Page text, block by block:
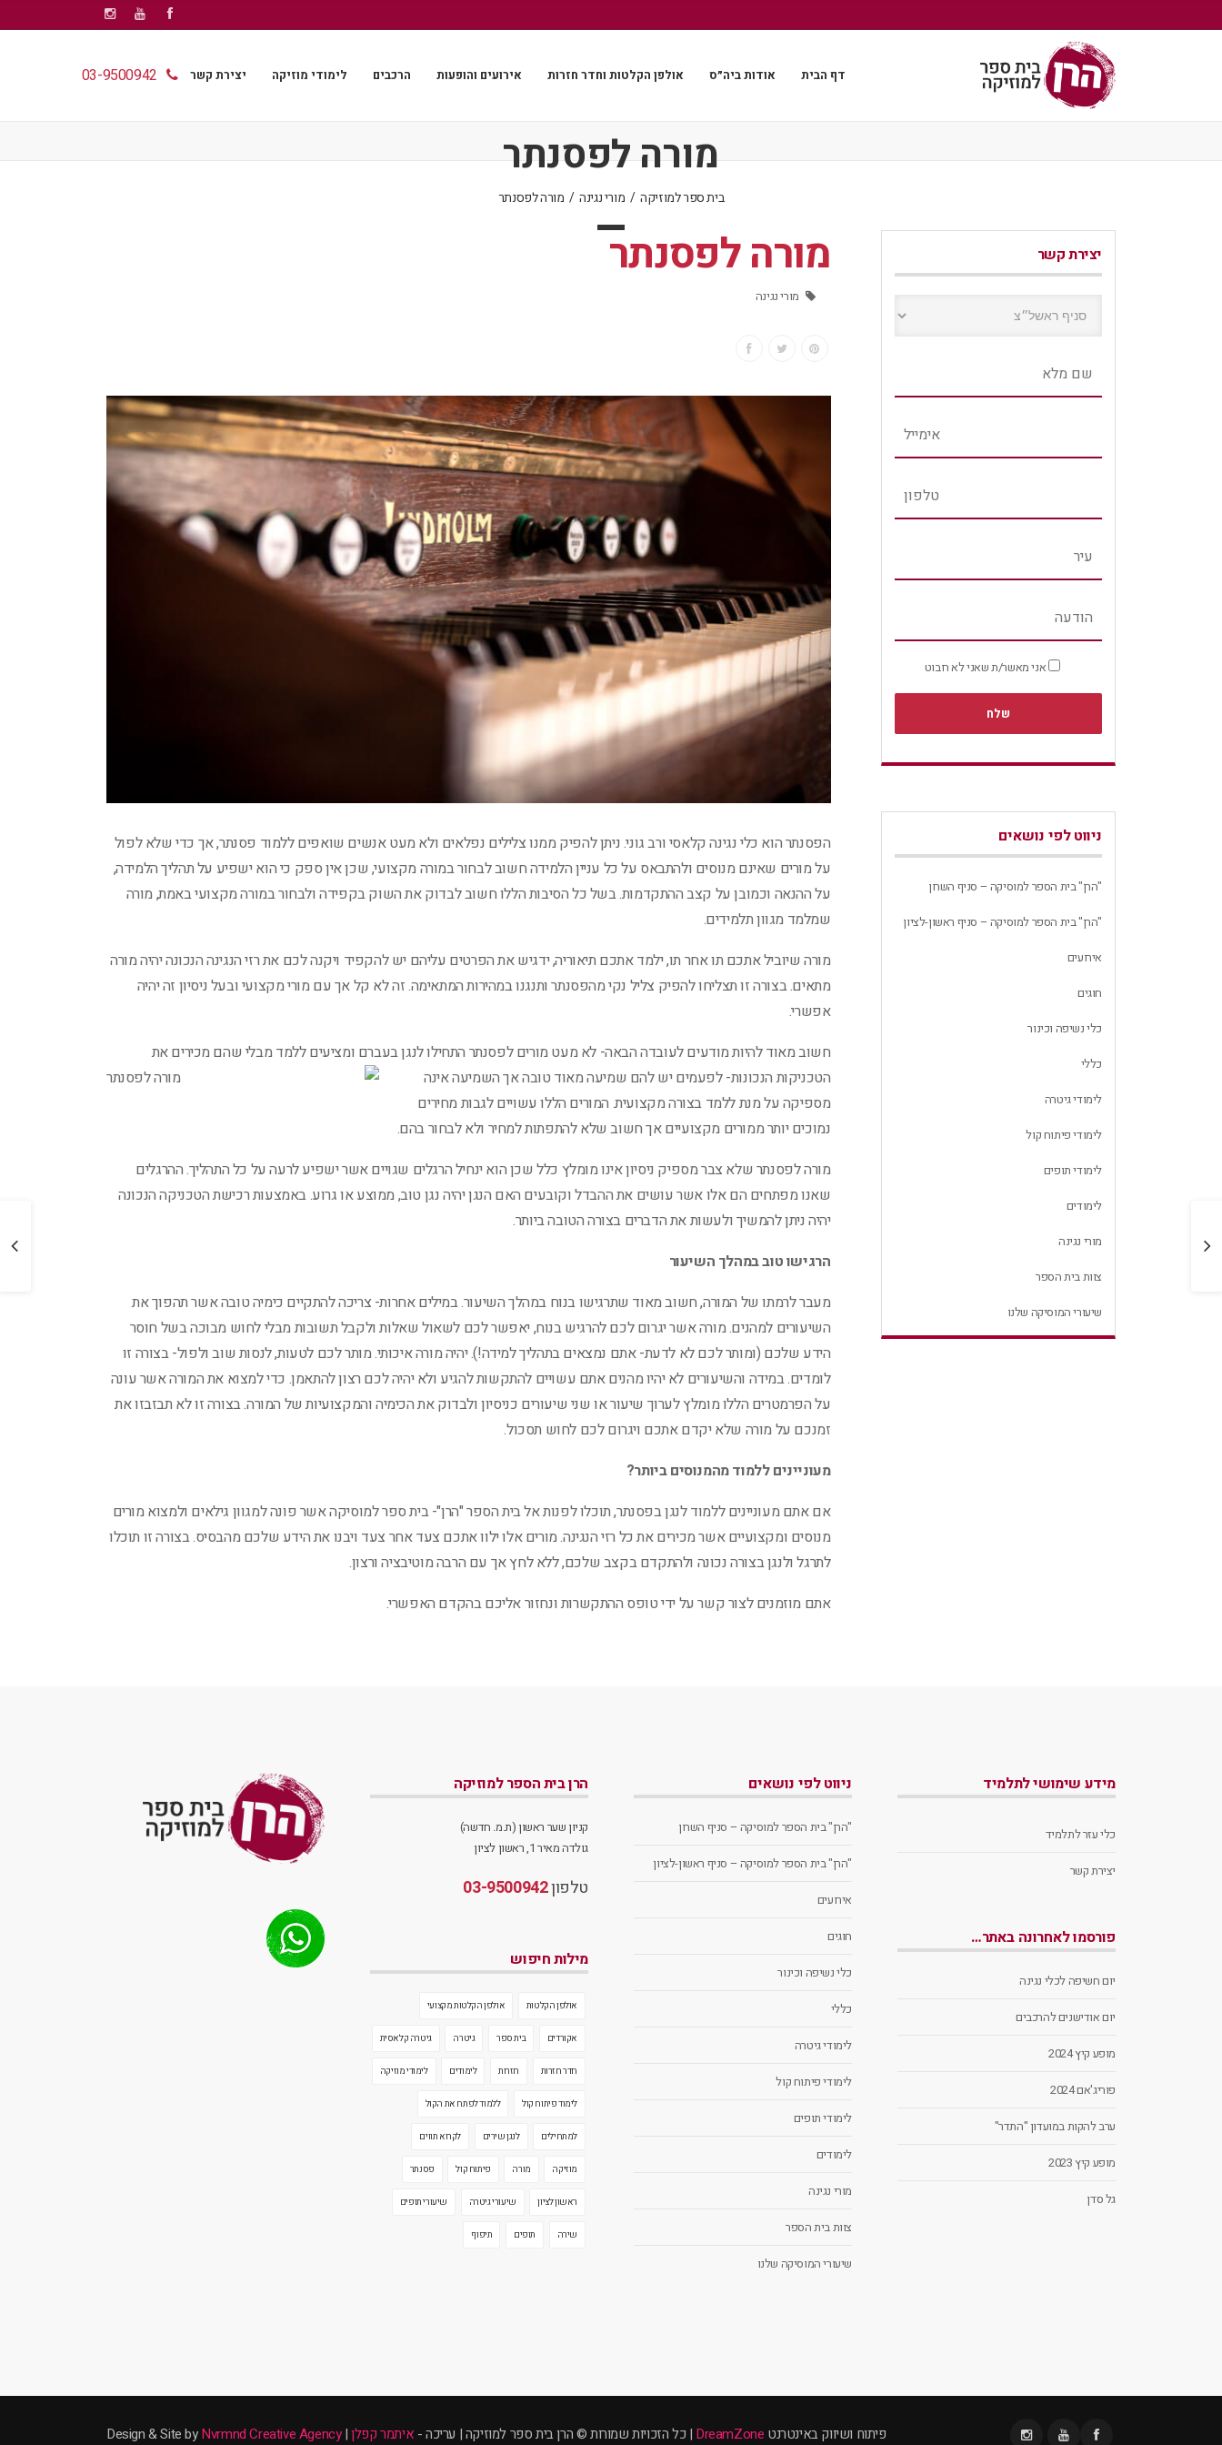
03-9500942 יצירת קשר לימודי מוזיקה הרכבים אירועים והופעות אולפן הקלטות וחדר חזרות אודות ביה״ס דף הבית
מורה לפסנתר
בית ספר למוזיקה / מורי נגינה / מורה לפסנתר
מורה לפסנתר
מורי נגינה
הפסנתר הוא כלי נגינה קלאסי ורב גוני. ניתן להפיק ממנו צלילים נפלאים ולא מעט אנשים שואפים ללמוד פסנתר, אך כדי שלא לפול
על מורים שאינם מנוסים ולהתבאס על כל עניין הלמידה חשוב לבחור במורה מקצועי, שכן אין ספק כי הוא ישפיע על תהליך הלמידה,
על ההנאה וכמובן על קצב ההתקדמות. בשל כל הסיבות הללו חשוב לבדוק את השוק בקפידה ולבחור במורה מקצועי באמת, מורה
שמלמד מגוון תלמידים.
מורה שיוביל אתכם תו אחר תו, ילמד אתכם תיאוריה, ידגיש את הפרטים עליהם יש להקפיד ויקנה לכם את רזי הנגינה הנכונה יהיה מורה
מתאים. בצורה זו תצליחו להפיק צליל נקי מהפסנתר ותנגנו במהירות המתאימה. זה לא קל אך עם מורי מקצועי ובעל ניסיון זה יהיה
אפשרי.
חשוב מאוד להיות מודעים לעובדה הבאה- לא מעט מורים לפסנתר התחילו לנגן בעברם ומציעים ללמד מבלי שהם מכירים את
הטכניקות הנכונות- לפעמים יש להם שמיעה מאוד טובה אך השמיעה אינה
מספיקה על מנת ללמד בצורה מקצועית. המורים הללו עשויים לגבות מחירים
נמוכים יותר ממורים מקצועיים אך חשוב שלא להתפתות למחיר ולא לבחור בהם.
מורה לפסנתר שלא צבר מספיק ניסיון אינו מומלץ כלל שכן הוא ינחיל הרגלים שגויים אשר ישפיע לרעה על כל התהליך. ההרגלים
שאנו מפתחים הם אלו אשר עושים את ההבדל וקובעים האם הנגן יהיה נגן טוב, ממוצע או גרוע. באמצעות רכישת הטכניקה הנכונה
יהיה ניתן להמשיך ולעשות את הדברים בצורה הטובה ביותר.
הרגישו טוב במהלך השיעור
מעבר לרמתו של המורה, חשוב מאוד שתרגישו בנוח במהלך השיעור. במילים אחרות- צריכה להתקיים כימיה טובה אשר תהפוך את
השיעורים למהנים. מורה אשר יגרום לכם להרגיש בנוח, יאפשר לכם לשאול שאלות ולקבל תשובות מבלי לחוש מבוכה בשל חוסר
הידע שלכם (ומותר לכם לא לדעת- אתם נמצאים בתהליך למידה!). יהיה מורה איכותי. מותר לכם לטעות, לנסות שוב ולפול- בצורה זו
לומדים. במידה והשיעורים לא יהיו מהנים אתם עשויים להתקשות להגיע ולא יהיה לכם רצון להתאמן. כדי למצוא את המורה אשר עונה
על הפרמטרים הללו מומלץ לערוך שיעור או שני שיעורים כניסיון ולבדוק את הכימיה והמקצועיות של המורה. בצורה זו לא תבזבזו את
זמנכם על מורה שלא יקדם אתכם ויגרום לכם לחוש תסכול.
מעוניינים ללמוד מהמנוסים ביותר?
אם אתם מעוניינים ללמוד לנגן בפסנתר, תוכלו לפנות אל בית הספר "הרן"- בית ספר למוסיקה אשר פונה למגוון גילאים ולמצוא מורים
מנוסים ומקצועיים אשר מכירים את כל רזי הנגינה. מורים אלו ילוו אתכם צעד אחר צעד ויבנו את הידע שלכם מהבסיס. בצורה זו תוכלו
לתרגל ולנגן בצורה נכונה ולהתקדם בקצב שלכם, ללא לחץ אך עם הרבה מוטיבציה ורצון.
אתם מוזמנים לצור קשר על ידי טופס ההתקשרות ונחזור אליכם בהקדם האפשרי.
יצירת קשר
אני מאשר/ת שאני לא רובוט
ניווט לפי נושאים
"הרן" בית הספר למוסיקה – סניף השרון
"הרן" בית הספר למוסיקה – סניף ראשון-לציון
אירועים
חוגים
כלי נשיפה וכינור
כללי
לימודי גיטרה
לימודי פיתוח קול
לימודי תופים
לימודים
מורי נגינה
צוות בית הספר
שיעורי המוסיקה שלנו
מורה לפיתוח קול
הרן בית הספר למוזיקה
קניון שער ראשון (ת.מ. חדשה)
גולדה מאיר 1, ראשון לציון
טלפון03-9500942
מילות חיפוש
אולפן הקלטות אולפן הקלטות מקצועי
אקורדים בית ספר גיטרה גיטרה קלאסית
חדר חזרות חזרות לימודים לימודי מוזיקה
לימוד פיתוח קול ללמוד לפתח את הקול
למתחילים לנגן שירים לקרוא תווים
מוזיקה מורה פיתוח קול פסנתר
ראשון לציון שיעורי גיטרה שיעורי תופים
שירה תופים תיפוף
ניווט לפי נושאים
"הרן" בית הספר למוסיקה – סניף השרון
"הרן" בית הספר למוסיקה – סניף ראשון-לציון
אירועים
חוגים
כלי נשיפה וכינור
כללי
לימודי גיטרה
לימודי פיתוח קול
לימודי תופים
לימודים
מורי נגינה
צוות בית הספר
שיעורי המוסיקה שלנו
מידע שימושי לתלמיד
כלי עזר לתלמיד
יצירת קשר
פורסמו לאחרונה באתר…
יום חשיפה לכלי נגינה
יום אודישנים להרכבים
מופע קיץ 2024
פוריג'אם 2024
ערב להקות במועדון "התדר"
מופע קיץ 2023
גל סדן
פיתוח ושיווק באינטרנט DreamZone | כל הזכויות שמורות © הרן בית ספר למוזיקה | עריכה - איתמר קפלן| Design & Site by
Nvrmnd Creative Agency